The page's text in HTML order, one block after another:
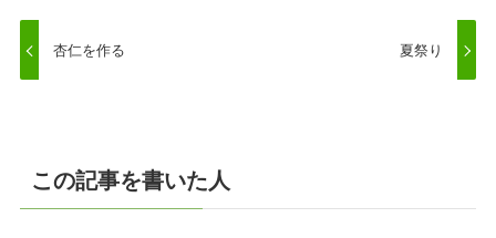
杏仁を作る 夏祭り
この記事を書いた人